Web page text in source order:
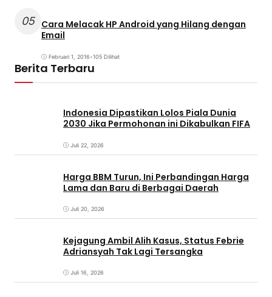
05 Cara Melacak HP Android yang Hilang dengan
Email
Februari 1, 2016•105 Dilihat
Berita Terbaru
Indonesia Dipastikan Lolos Piala Dunia
2030 Jika Permohonan ini Dikabulkan FIFA
Juli 22, 2026
Harga BBM Turun, Ini Perbandingan Harga
Lama dan Baru di Berbagai Daerah
Juli 20, 2026
Kejagung Ambil Alih Kasus, Status Febrie
Adriansyah Tak Lagi Tersangka
Juli 16, 2026